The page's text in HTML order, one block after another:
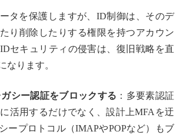
タを保護しますが、ID制御は、そのデ
り削除したりする権限を持つアカウン
セキュリティの侵害は、復旧戦略を直
なります。
シー認証をブロックする ：多要素認証
に活用するだけでなく、設計上MFAを迂
ープロトコル（IMAPやPOPなど）もブ